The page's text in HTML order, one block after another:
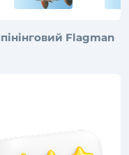
Flagman